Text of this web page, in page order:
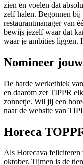
zien en voelen dat
zelf halen. Begonnen
restaurantmanager van
bewijs jezelf waar dat
waar je ambities liggen.
Nomineer
De harde werkethiek
en daarom zet TIPPR
zonnetje. Wil jij een
naar de website van
Horeca
Als Horecava
oktober. Tijmen is de